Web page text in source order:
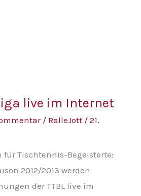
live im Internet
/ RalleJott / 21.
für Tischtennis-Begeisterte:
2012/2013 werden
der TTBL live im